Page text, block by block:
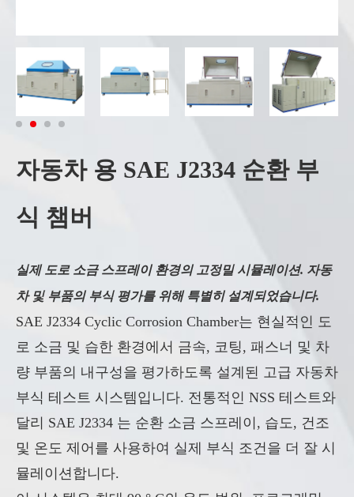
자동차 용 SAE J2334 순환 부
식 챔버
실제 도로 소금 스프레이 환경의 고정밀 시뮬레이션. 자동
차 및 부품의 부식 평가를 위해 특별히 설계되었습니다.
SAE J2334 Cyclic Corrosion Chamber는 현실적인 도
로 소금 및 습한 환경에서 금속, 코팅, 패스너 및 차
량 부품의 내구성을 평가하도록 설계된 고급 자동차
부식 테스트 시스템입니다. 전통적인 NSS 테스트와
달리 SAE J2334 는 순환 소금 스프레이, 습도, 건조
및 온도 제어를 사용하여 실제 부식 조건을 더 잘 시
뮬레이션합니다.